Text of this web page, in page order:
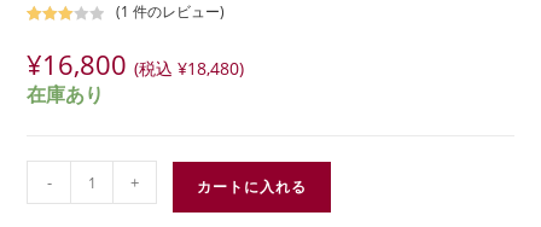
用者評
づく5
(1 件のレビュー)
¥16,800 (税込¥18,480)
在庫あり
- + カートに入れる